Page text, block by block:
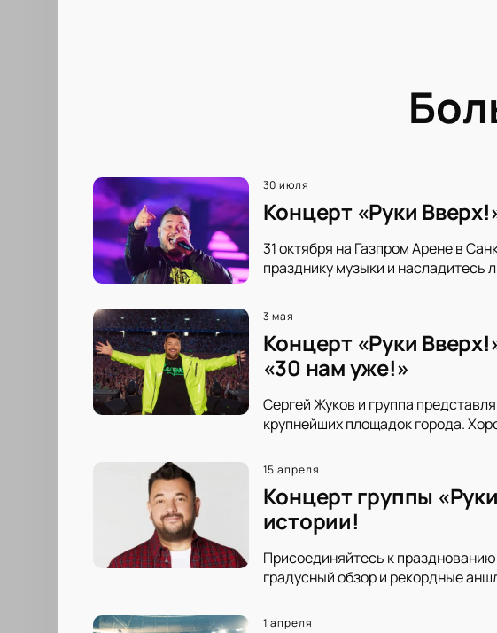
30 июля
Концерт «Руки
31 октября на Газпром Арене в
празднику музыки и насладитесь
3 мая
Концерт «Руки
«30 нам уже!»
Сергей Жуков и группа
крупнейших площадок города.
15 апреля
Концерт группы
истории!
Присоединяйтесь к
градусный обзор и рекордные
1 апреля